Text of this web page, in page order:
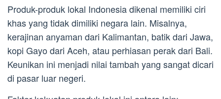
Produk-produk lokal Indonesia dikenal memiliki ciri
khas yang tidak dimiliki negara lain. Misalnya,
kerajinan anyaman dari Kalimantan, batik dari Jawa,
kopi Gayo dari Aceh, atau perhiasan perak dari Bali.
Keunikan ini menjadi nilai tambah yang sangat dicari
di pasar luar negeri.